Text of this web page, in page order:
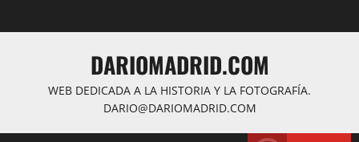
al
DARIOMADRID.COM
WEB DEDICADA A LA HISTORIA Y LA FOTOGRAFÍA.
DARIO@DARIOMADRID.COM